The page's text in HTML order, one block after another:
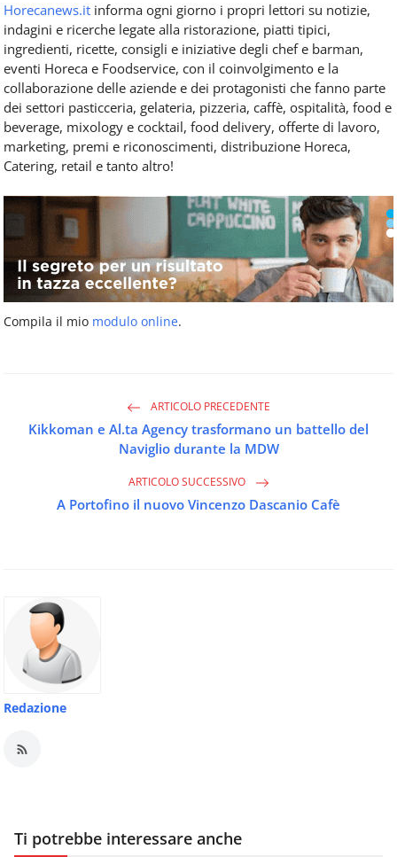
Horecanews.it informa ogni giorno i propri lettori su notizie,
indagini e ricerche legate alla ristorazione, piatti tipici,
ingredienti, ricette, consigli e iniziative degli chef e barman,
eventi Horeca e Foodservice, con il coinvolgimento e la
collaborazione delle aziende e dei protagonisti che fanno parte
dei settori pasticceria, gelateria, pizzeria, caffè, ospitalità, food e
beverage, mixology e cocktail, food delivery, offerte di lavoro,
marketing, premi e riconoscimenti, distribuzione Horeca,
Catering, retail e tanto altro!
Compila il mio modulo online.
ARTICOLO PRECEDENTE
Kikkoman e Al.ta Agency trasformano un battello del
Naviglio durante la MDW
ARTICOLO SUCCESSIVO
A Portofino il nuovo Vincenzo Dascanio Cafè
Redazione
Ti potrebbe interessare anche